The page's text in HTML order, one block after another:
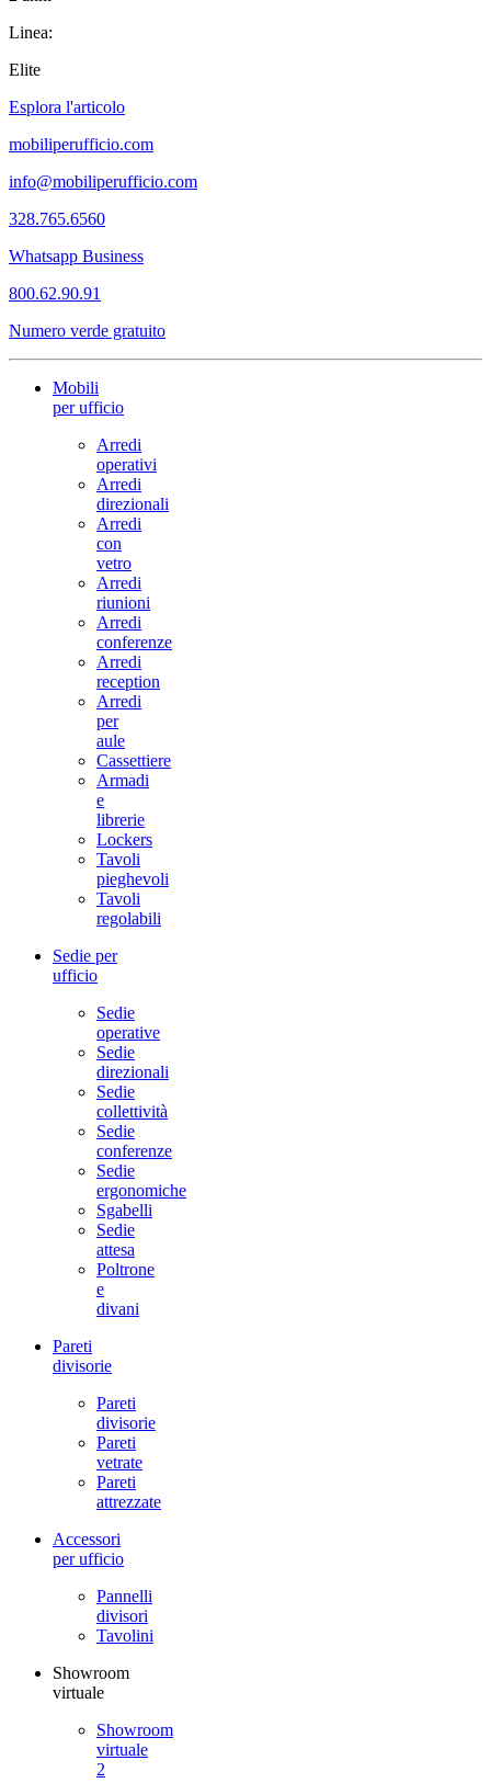
Linea:
Elite
Esplora l'articolo
mobiliperufficio.com
info@mobiliperufficio.com
328.765.6560
Whatsapp Business
800.62.90.91
Numero verde gratuito
Mobili
per ufficio
Arredi
operativi
Arredi
direzionali
Arredi
con
vetro
Arredi
riunioni
Arredi
conferenze
Arredi
reception
Arredi
per
aule
Cassettiere
Armadi
e
librerie
Lockers
Tavoli
pieghevoli
Tavoli
regolabili
Sedie per
ufficio
Sedie
operative
Sedie
direzionali
Sedie
collettività
Sedie
conferenze
Sedie
ergonomiche
Sgabelli
Sedie
attesa
Poltrone
e
divani
Pareti
divisorie
Pareti
divisorie
Pareti
vetrate
Pareti
attrezzate
Accessori
per ufficio
Pannelli
divisori
Tavolini
Showroom
virtuale
Showroom
virtuale
2